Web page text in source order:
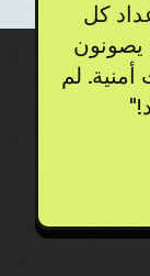
كل
يصونون
لم